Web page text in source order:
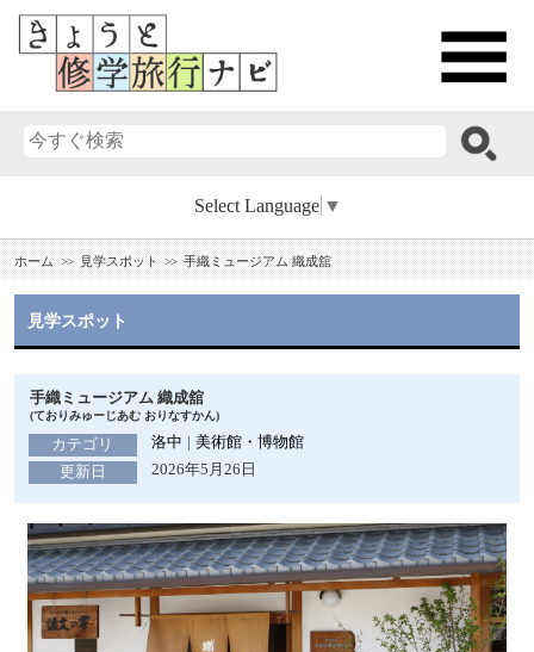
Select Language ▼
ホーム 見学スポット 手織ミュージアム 織成舘
見学スポット
手織ミュージアム 織成舘
(ておりみゅーじあむ おりなすかん)
カテゴリ 洛中
美術館・博物館
更新日
2026年5月26日